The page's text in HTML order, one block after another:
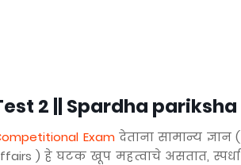
2 || Spardha pariksha
Examदेताना सामान्य ज्ञान (
) हे घटक खूप महत्वाचे असतात, स्पर्धा